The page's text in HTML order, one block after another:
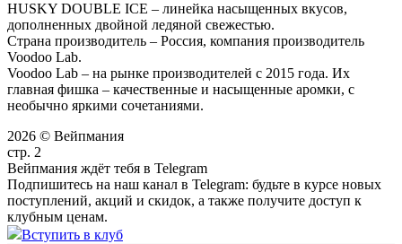
HUSKY DOUBLE ICE – линейка насыщенных вкусов,
дополненных двойной ледяной свежестью.
Страна производитель – Россия, компания производитель
Voodoo Lab.
Voodoo Lab – на рынке производителей с 2015 года. Их
главная фишка – качественные и насыщенные аромки, с
необычно яркими сочетаниями.
2026 © Вейпмания
стр. 2
Вейпмания ждёт тебя в Telegram
Подпишитесь на наш канал в Telegram: будьте в курсе новых
поступлений, акций и скидок, а также получите доступ к
клубным ценам.
Вступить в клуб